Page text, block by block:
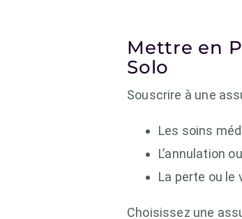
Mettre en
Solo
Souscrire à une
Les soins
L’annulation
La perte ou le
Choisissez une